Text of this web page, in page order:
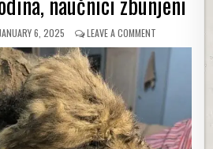
PUBLISHED
JANUARY 6, 2025 LEAVE A COMMENTON
PRONAĐEN
OČUVAN
LEŠ
18.000
GODINA,